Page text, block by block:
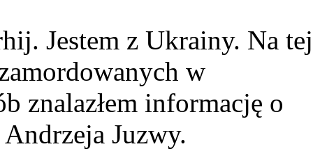
Jestem z Ukrainy. Na tej
w
znalazłem informację o
Juzwy.